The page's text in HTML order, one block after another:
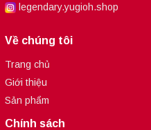
legendary.yugioh.shop
Về chúng tôi
Trang chủ
Giới thiệu
Sản phẩm
Chính sách